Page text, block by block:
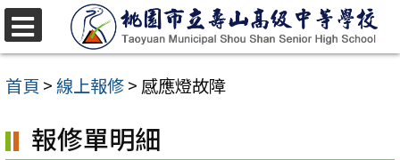
跳
至
主
內
首頁 >線上報修> 感應燈故障
報修單明細
選
單